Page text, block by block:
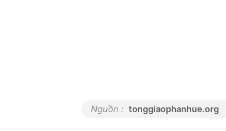
Nguồn : tonggiaophanhue.org